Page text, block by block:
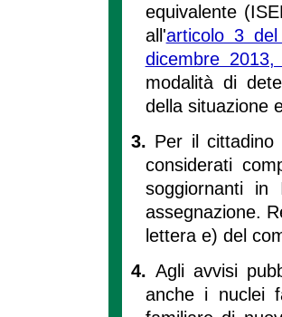
equivalente
all'articolo 3
dicembre
modalità di
della situazione
3. Per il cittadino
considerati
soggiornanti in
assegnazione.
lettera e) del
4. Agli avvisi
anche i nuclei